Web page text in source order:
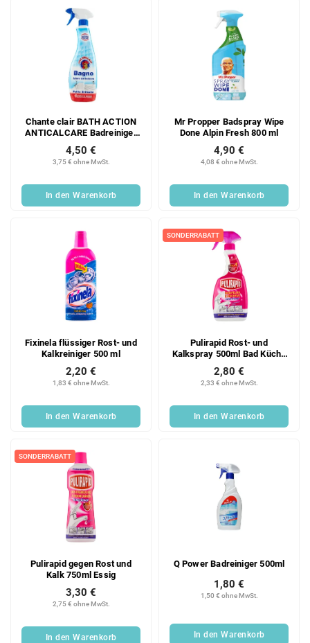
Chante clair BATH ACTION
ANTICALCARE Badreiniger
625 ml
3,75 € ohne MwSt.
4,50 €
In den Warenkorb
Mr Propper Badspray Wipe
Done Alpin Fresh 800 ml
4,08 € ohne MwSt.
4,90 €
In den Warenkorb
Fixinela flüssiger Rost- und
Kalkreiniger 500 ml
1,83 € ohne MwSt.
2,20 €
In den Warenkorb
SONDERRABATT
Pulirapid Rost- und
Kalkspray 500ml Bad Küche
2,33 € ohne MwSt.
2,80 €
In den Warenkorb
SONDERRABATT
Pulirapid gegen Rost und
Kalk 750ml Essig
2,75 € ohne MwSt.
3,30 €
In den Warenkorb
Q Power Badreiniger 500ml
1,50 € ohne MwSt.
1,80 €
In den Warenkorb